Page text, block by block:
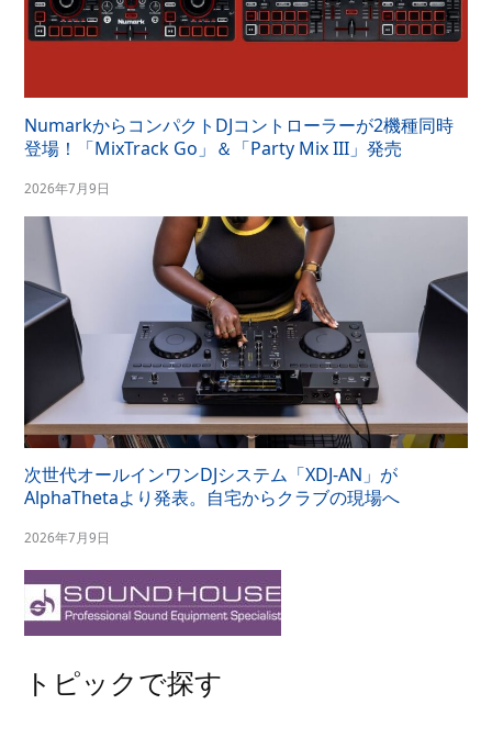
NumarkからコンパクトDJコントローラーが2機種同時
登場！「MixTrack Go」＆「Party Mix III」発売
2026年7月9日
次世代オールインワンDJシステム「XDJ-AN」が
AlphaThetaより発表。自宅からクラブの現場へ
2026年7月9日
トピックで探す